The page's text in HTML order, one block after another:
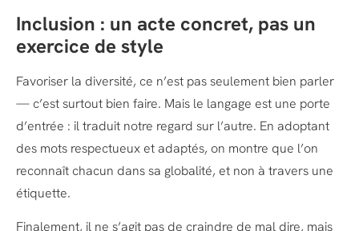
Inclusion : un acte concret, pas un
exercice de style
Favoriser la diversité, ce n’est pas seulement bien parler
— c’est surtout bien faire. Mais le langage est une porte
d’entrée : il traduit notre regard sur l’autre. En adoptant
des mots respectueux et adaptés, on montre que l’on
reconnaît chacun dans sa globalité, et non à travers une
étiquette.
Finalement, il ne s’agit pas de craindre de mal dire, mais